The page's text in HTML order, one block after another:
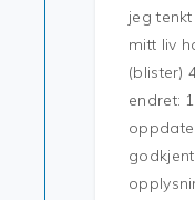
jeg
mitt liv
(blister)
endret: